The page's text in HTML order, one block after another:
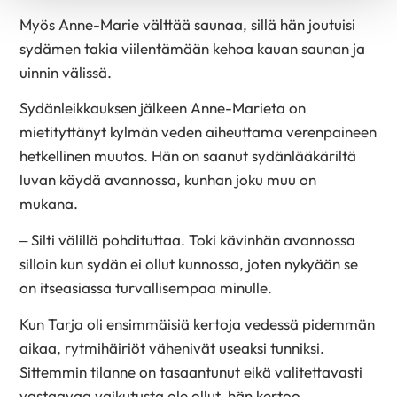
Myös Anne-Marie välttää saunaa, sillä hän joutuisi
sydämen takia viilentämään kehoa kauan saunan ja
uinnin välissä.
Sydänleikkauksen jälkeen Anne-Marieta on
mietityttänyt kylmän veden aiheuttama verenpaineen
hetkellinen muutos. Hän on saanut sydänlääkäriltä
luvan käydä avannossa, kunhan joku muu on
mukana.
– Silti välillä pohdituttaa. Toki kävinhän avannossa
silloin kun sydän ei ollut kunnossa, joten nykyään se
on itseasiassa turvallisempaa minulle.
Kun Tarja oli ensimmäisiä kertoja vedessä pidemmän
aikaa, rytmihäiriöt vähenivät useaksi tunniksi.
Sittemmin tilanne on tasaantunut eikä valitettavasti